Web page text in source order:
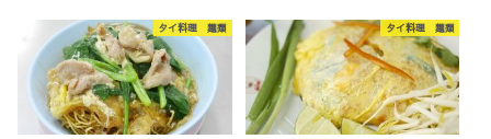
タイ料理 麺類 タイ料理 麺類